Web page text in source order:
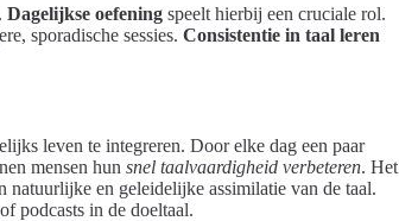
Dagelijkse oefening speelt hierbij een cruciale rol.
sporadische sessies. Consistentie in taal leren
leven te integreren. Door elke dag een paar
mensen hun snel taalvaardigheid verbeteren. Het
natuurlijke en geleidelijke assimilatie van de taal.
podcasts in de doeltaal.